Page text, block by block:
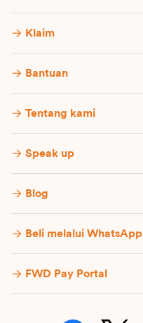
Klaim
Bantuan
Tentang kami
Speak up
Blog
Beli melalui WhatsApp
FWD Pay Portal